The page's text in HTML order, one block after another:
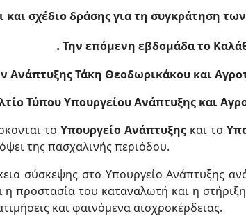
και σχέδιο δράσης για τη συγκράτηση
.Την επόμενη εβδομάδα το
Τάκη Θεοδωρικάκου και
Τύπου Υπουργείου Ανάπτυξης και
τοΥπουργείο Ανάπτυξης και το
της πασχαλινής περιόδου.
σύσκεψης στο Υπουργείο Ανάπτυξης
η προστασία του καταναλωτή και η
και φαινόμενα αισχροκέρδειας.